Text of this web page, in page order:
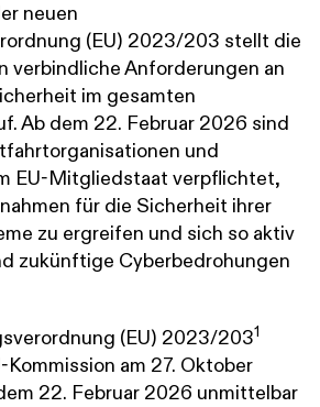
neuen
(EU) 2023/203 stellt die
verbindliche Anforderungen an
im gesamten
Ab dem 22. Februar 2026 sind
und
EU-Mitgliedstaat verpflichtet,
für die Sicherheit ihrer
zu ergreifen und sich so aktiv
zukünftige Cyberbedrohungen
(EU) 2023/2031
am 27. Oktober
22. Februar 2026 unmittelbar